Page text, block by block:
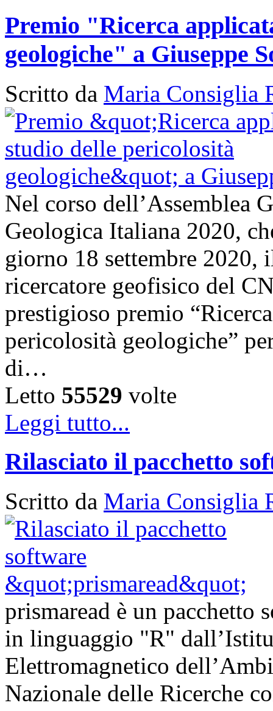
Premio "Ricerca
geologiche" a Giuseppe
Scritto da Maria Consiglia
Nel corso dell’Assemblea
Geologica Italiana 2020,
giorno 18 settembre 2020,
ricercatore geofisico del
prestigioso premio
pericolosità geologiche”
di…
Letto 55529 volte
Leggi tutto...
Rilasciato il pacchetto
Scritto da Maria Consiglia
prismaread è un pacchetto
in linguaggio "R"
Elettromagnetico
Nazionale delle Ricerche